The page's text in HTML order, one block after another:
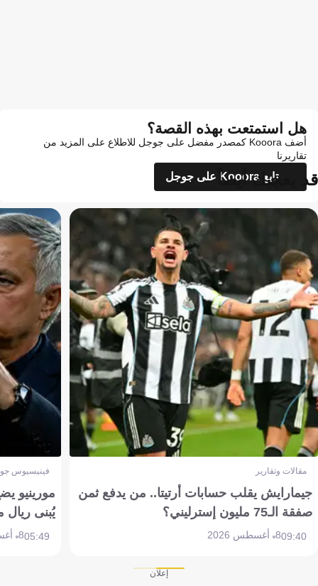
هل استمتعت بهذه القصة؟
أضف Kooora كمصدر مفضل على جوجل للاطلاع على المزيد من
تقاريرنا
تابع Kooora على جوجل
قد يعجبك أيضاً
مقالات وتقارير
جيمارايش يقلب حسابات أرتيتا.. من يدفع ثمن
صفقة الـ75 مليون إسترليني؟
09:408 أغسطس 2026
فينيسيوس
مورينيو
يُبنى ريال
05:498 أغسطس 2026
إعلان